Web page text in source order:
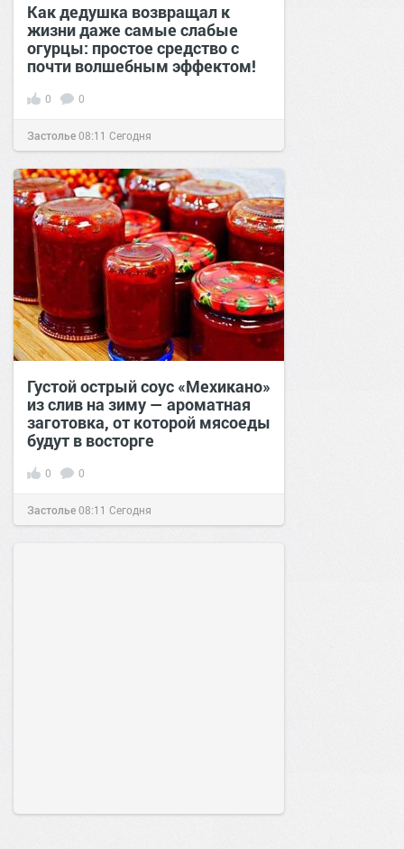
Как дедушка возвращал к
жизни даже самые слабые
огурцы: простое средство с
почти волшебным эффектом!
0 0
Застолье08:11 Сегодня
Густой острый соус «Мехикано»
из слив на зиму — ароматная
заготовка, от которой мясоеды
будут в восторге
0 0
Застолье08:11 Сегодня